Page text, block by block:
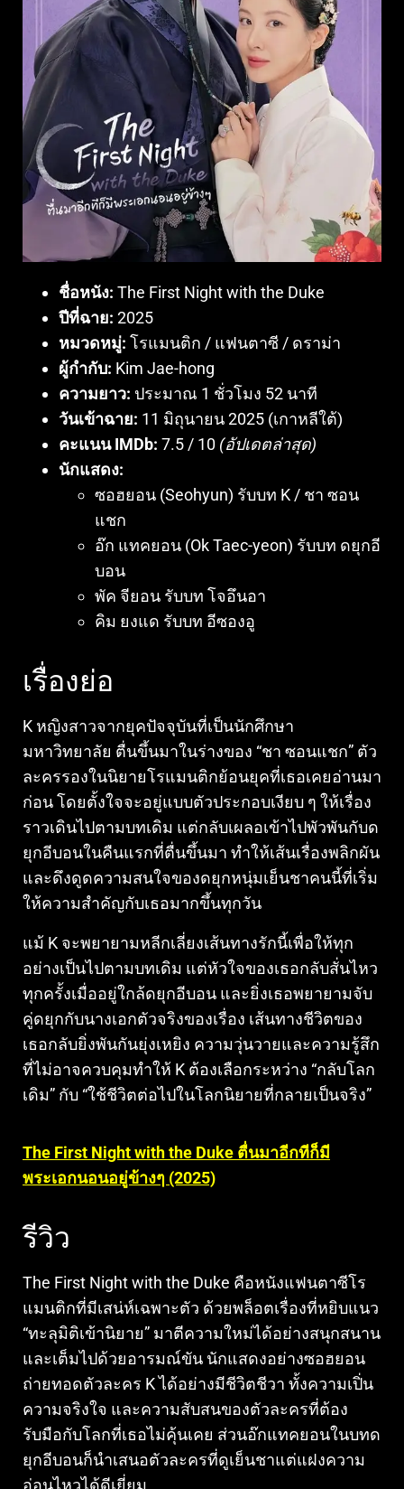
ชื่อหนัง: The First Night with the Duke
ปีที่ฉาย: 2025
หมวดหมู่: โรแมนติก / แฟนตาซี / ดราม่า
ผู้กำกับ: Kim Jae-hong
ความยาว: ประมาณ 1 ชั่วโมง 52 นาที
วันเข้าฉาย: 11 มิถุนายน 2025 (เกาหลีใต้)
คะแนน IMDb: 7.5 / 10 (อัปเดตล่าสุด)
นักแสดง:
ซอฮยอน (Seohyun) รับบท K / ชา ซอน
แชก
อ๊ก แทคยอน (Ok Taec-yeon) รับบท ดยุกอี
บอน
พัค จียอน รับบท โจอึนอา
คิม ยงแด รับบท อีซองอู
เรื่องย่อ
K หญิงสาวจากยุคปัจจุบันที่เป็นนักศึกษา
มหาวิทยาลัย ตื่นขึ้นมาในร่างของ “ชา ซอนแชก” ตัว
ละครรองในนิยายโรแมนติกย้อนยุคที่เธอเคยอ่านมา
ก่อน โดยตั้งใจจะอยู่แบบตัวประกอบเงียบ ๆ ให้เรื่อง
ราวเดินไปตามบทเดิม แต่กลับเผลอเข้าไปพัวพันกับด
ยุกอีบอนในคืนแรกที่ตื่นขึ้นมา ทำให้เส้นเรื่องพลิกผัน
และดึงดูดความสนใจของดยุกหนุ่มเย็นชาคนนี้ที่เริ่ม
ให้ความสำคัญกับเธอมากขึ้นทุกวัน
แม้ K จะพยายามหลีกเลี่ยงเส้นทางรักนี้เพื่อให้ทุก
อย่างเป็นไปตามบทเดิม แต่หัวใจของเธอกลับสั่นไหว
ทุกครั้งเมื่ออยู่ใกล้ดยุกอีบอน และยิ่งเธอพยายามจับ
คู่ดยุกกับนางเอกตัวจริงของเรื่อง เส้นทางชีวิตของ
เธอกลับยิ่งพันกันยุ่งเหยิง ความวุ่นวายและความรู้สึก
ที่ไม่อาจควบคุมทำให้ K ต้องเลือกระหว่าง “กลับโลก
เดิม” กับ “ใช้ชีวิตต่อไปในโลกนิยายที่กลายเป็นจริง”
The First Night with the Duke ตื่นมาอีกทีก็มี
พระเอกนอนอยู่ข้างๆ (2025)
รีวิว
The First Night with the Duke คือหนังแฟนตาซีโร
แมนติกที่มีเสน่ห์เฉพาะตัว ด้วยพล็อตเรื่องที่หยิบแนว
“ทะลุมิติเข้านิยาย” มาตีความใหม่ได้อย่างสนุกสนาน
และเต็มไปด้วยอารมณ์ขัน นักแสดงอย่างซอฮยอน
ถ่ายทอดตัวละคร K ได้อย่างมีชีวิตชีวา ทั้งความเปิ่น
ความจริงใจ และความสับสนของตัวละครที่ต้อง
รับมือกับโลกที่เธอไม่คุ้นเคย ส่วนอ๊กแทคยอนในบทด
ยุกอีบอนก็นำเสนอตัวละครที่ดูเย็นชาแต่แฝงความ